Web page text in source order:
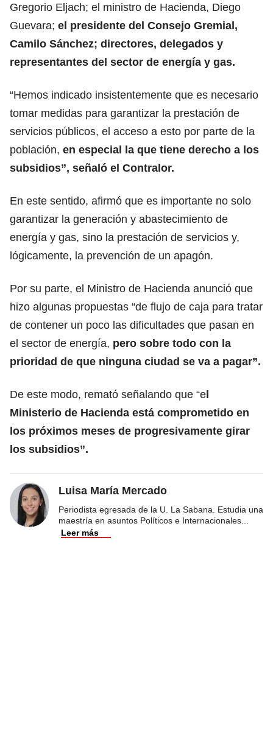
Gregorio Eljach; el ministro de Hacienda, Diego
Guevara; el presidente del Consejo Gremial,
Camilo Sánchez; directores, delegados y
representantes del sector de energía y gas.
“Hemos indicado insistentemente que es necesario
tomar medidas para garantizar la prestación de
servicios públicos, el acceso a esto por parte de la
población, en especial la que tiene derecho a los
subsidios”, señaló el Contralor.
En este sentido, afirmó que es importante no solo
garantizar la generación y abastecimiento de
energía y gas, sino la prestación de servicios y,
lógicamente, la prevención de un apagón.
Por su parte, el Ministro de Hacienda anunció que
hizo algunas propuestas “de flujo de caja para tratar
de contener un poco las dificultades que pasan en
el sector de energía, pero sobre todo con la
prioridad de que ninguna ciudad se va a pagar”.
De este modo, remató señalando que “el
Ministerio de Hacienda está comprometido en
los próximos meses de progresivamente girar
los subsidios”.
Luisa María Mercado
Periodista egresada de la U. La Sabana. Estudia una
maestría en asuntos Políticos e Internacionales
Leer más